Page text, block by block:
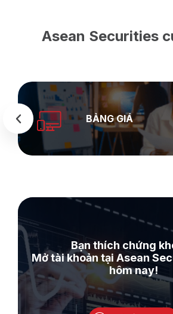
Asean Securities
BẢNG GIÁ
Bạn thích chứng
Mở tài khoản tại Asean
hôm nay!